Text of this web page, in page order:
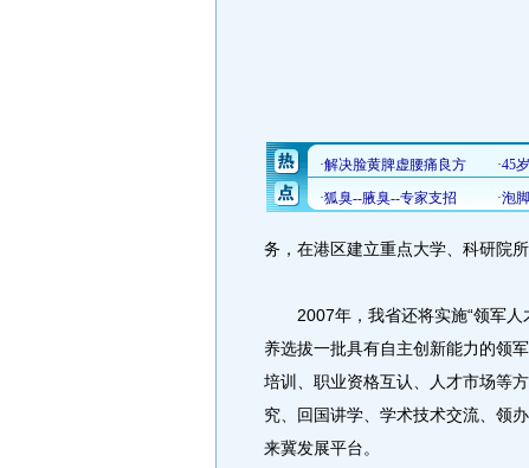
务，在港区建立重点大学、科研院所
2007年，我省还将实施“领军人
养选拔一批具有自主创新能力的领
培训、职业资格互认、人才市场等
究、回国讲学、学术技术交流、领
来冀发展平台。